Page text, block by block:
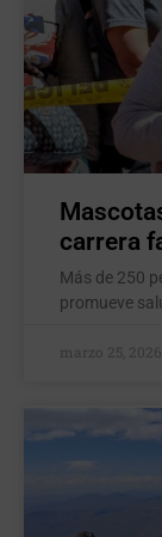
carrera
Más de 250
promueve
marzo 25, 2026